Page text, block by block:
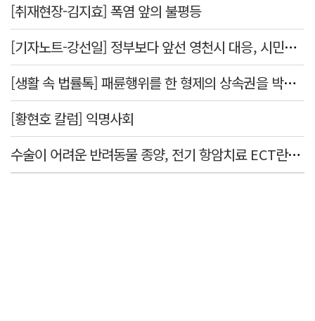
[취재현장-김지효] 폭염 앞의 불평등
[기자노트-강선일] 정부보다 앞선 영천시 대응, 시민보다 앞서선 안된다
[생활 속 법률톡] 패륜행위를 한 형제의 상속권을 박탈시킬 수 있을까요
[황현호 칼럼] 익명사회
수술이 어려운 반려동물 종양, 전기 항암치료 ECT란? [반려동물 건강톡톡]